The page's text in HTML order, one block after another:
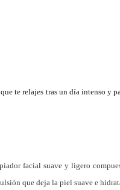
te relajes tras un día intenso y
facial suave y ligero
que deja la piel suave e